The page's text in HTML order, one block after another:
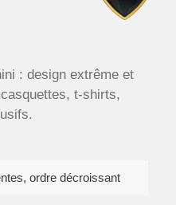
: design extrême et
t-shirts,